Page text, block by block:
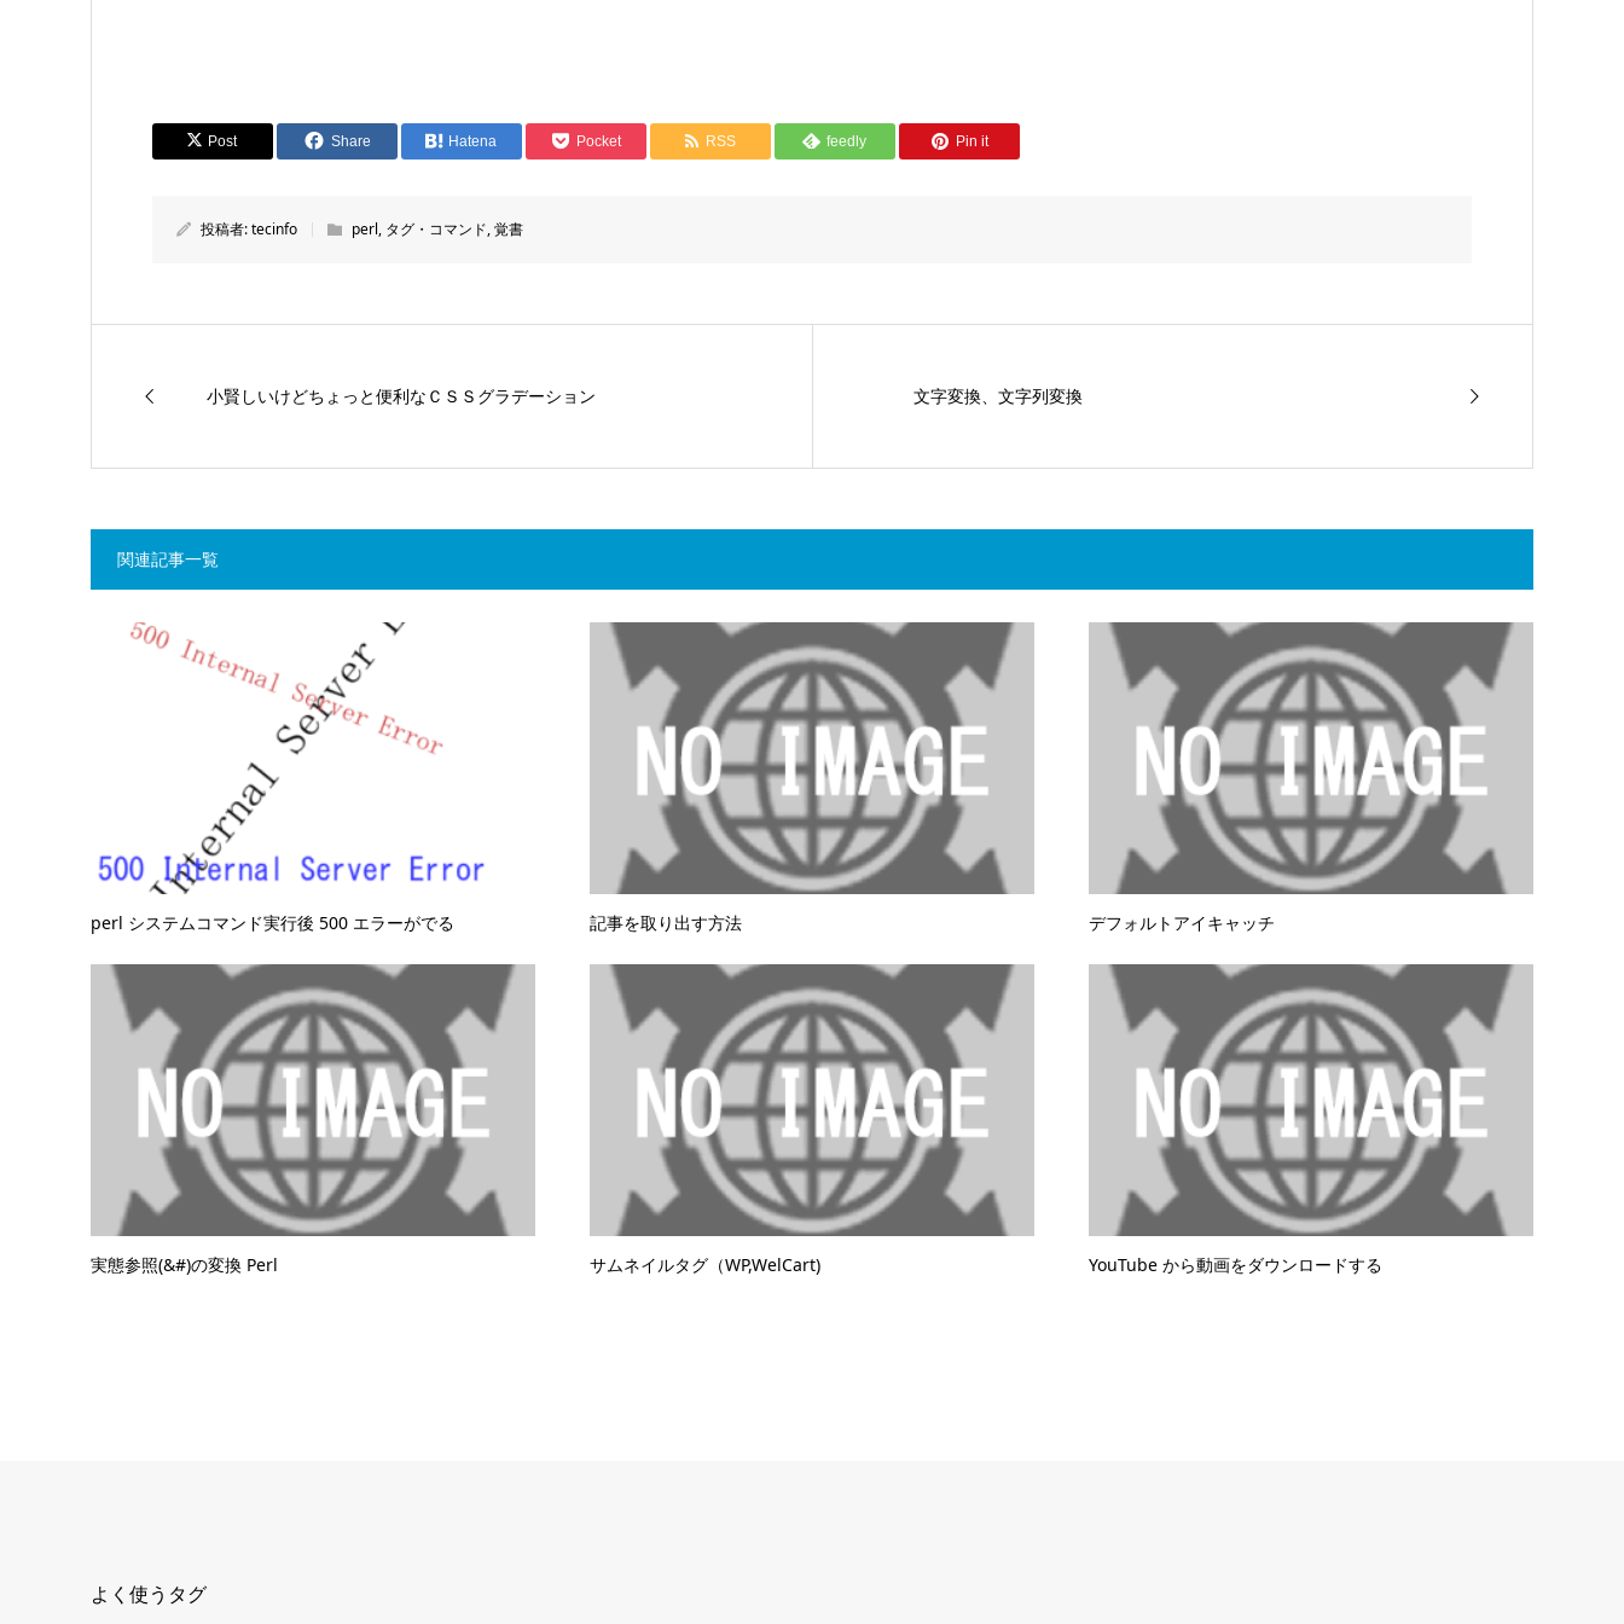
Post Share Hatena Pocket RSS feedly Pin it
投稿者:tecinfo perl, タグ・コマンド,覚書
小賢しいけどちょっと便利なＣＳＳグラデーション 文字変換、文字列変換
関連記事一覧
perl システムコマンド実行後 500 エラーがでる 記事を取り出す方法 デフォルトアイキャッチ
実態参照(&#)の変換 Perl サムネイルタグ（WP,WelCart) YouTube から動画をダウンロードする
よく使うタグ